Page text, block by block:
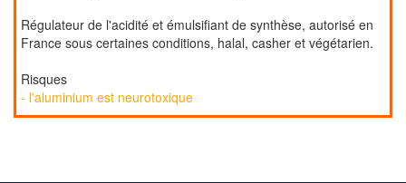
Régulateur de l'acidité et émulsifiant de synthèse, autorisé en
France sous certaines conditions, halal, casher et végétarien.
Risques
- l'aluminium est neurotoxique